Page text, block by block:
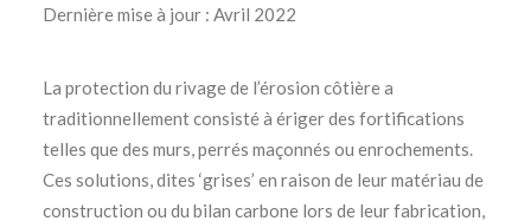
Dernière mise à jour : Avril 2022
La protection du rivage de l’érosion côtière a
traditionnellement consisté à ériger des fortifications
telles que des murs, perrés maçonnés ou enrochements.
Ces solutions, dites ‘grises’ en raison de leur matériau de
construction ou du bilan carbone lors de leur fabrication,